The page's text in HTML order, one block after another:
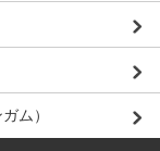
ム）